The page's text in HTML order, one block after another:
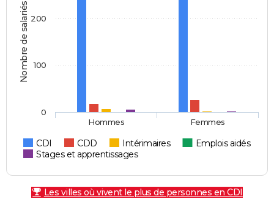
Nombre de salariés
CDI CDD Intérimaires
Emplois aidés
Stages et apprentissages
Hommes Femmes
0
100
200
Les villes où vivent le plus de personnes en CDI